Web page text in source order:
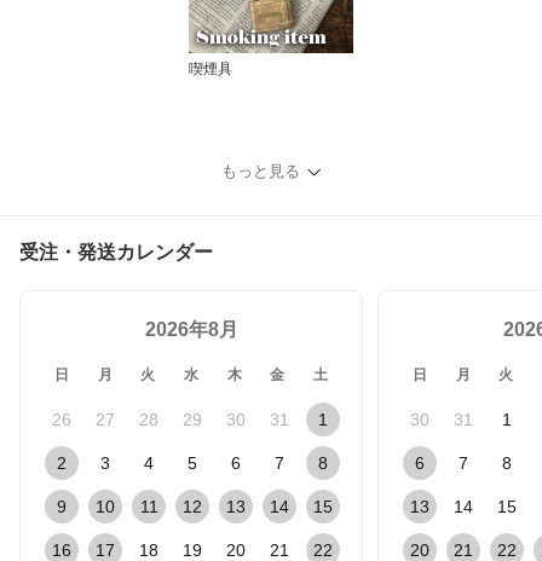
喫煙具
もっと見る
受注・発送カレンダー
2026年8月
日 月 火 水 木 金 土
26 27 28 29 30 31 1
2 3 4 5 6 7 8
9 10 11 12 13 14 15
16 17 18 19 20 21 22
日 月 火
30 31 1
6 7 8
13 14 15
20 21 22